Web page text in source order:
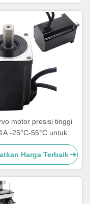
motor presisi tinggi
-25°C-55°C untuk
Solar Tracker dan
DC Servo Motor
Harga Terbaik